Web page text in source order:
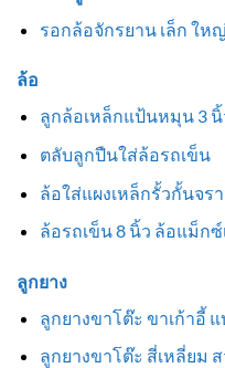
รอกล้อจักรยาน เล็ก ใหญ่
ล้อ
ลูกล้อเหล็กแป้นหมุน 3 นิ้
ตลับลูกปืนใส่ล้อรถเข็น
ล้อใส่แผงเหล็กรั้วกั้นจร
ล้อรถเข็น 8 นิ้ว ล้อแม็ก
ลูกยาง
ลูกยางขาโต๊ะ ขาเก้าอี้
ลูกยางขาโต๊ะ สี่เหลี่ยม